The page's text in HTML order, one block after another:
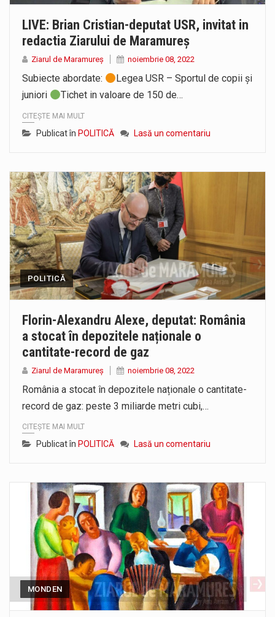
LIVE: Brian Cristian-deputat USR, invitat in
redactia Ziarului de Maramureș
Ziarul de Maramureș noiembrie 08, 2022
Subiecte abordate:
Legea USR – Sportul de copii și
juniori
Tichet in valoare de 150 de…
CITEȘTE MAI MULT
Publicat în POLITICĂ Lasă un comentariu
POLITICĂ
Florin-Alexandru Alexe, deputat: România
a stocat în depozitele naționale o
cantitate-record de gaz
Ziarul de Maramureș noiembrie 08, 2022
România a stocat în depozitele naționale o cantitate-
record de gaz: peste 3 miliarde metri cubi,…
CITEȘTE MAI MULT
Publicat în POLITICĂ Lasă un comentariu
MONDEN